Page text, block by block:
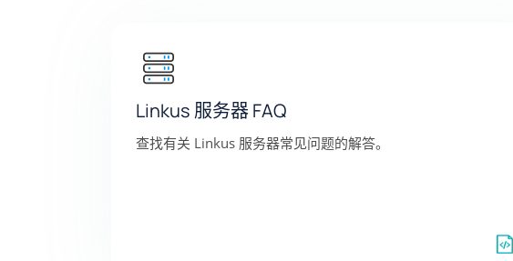
Linkus 服务器 FAQ
查找有关 Linkus 服务器常见问题的解答。